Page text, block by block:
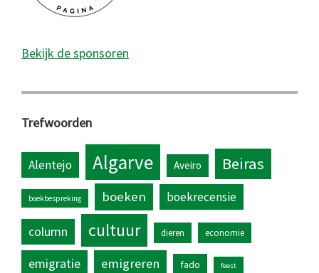
Bekijk de sponsoren
Trefwoorden
Alentejo Algarve Aveiro Beiras
boekbespreking boeken boekrecensie
column cultuur dieren economie
emigratie emigreren fado feest